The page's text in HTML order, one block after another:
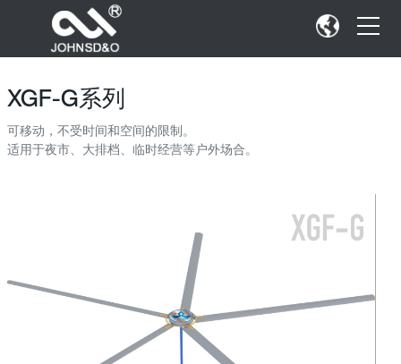
XGF-G系列
可移动，不受时间和空间的限制。
适用于夜市、大排档、临时经营等户外场合。